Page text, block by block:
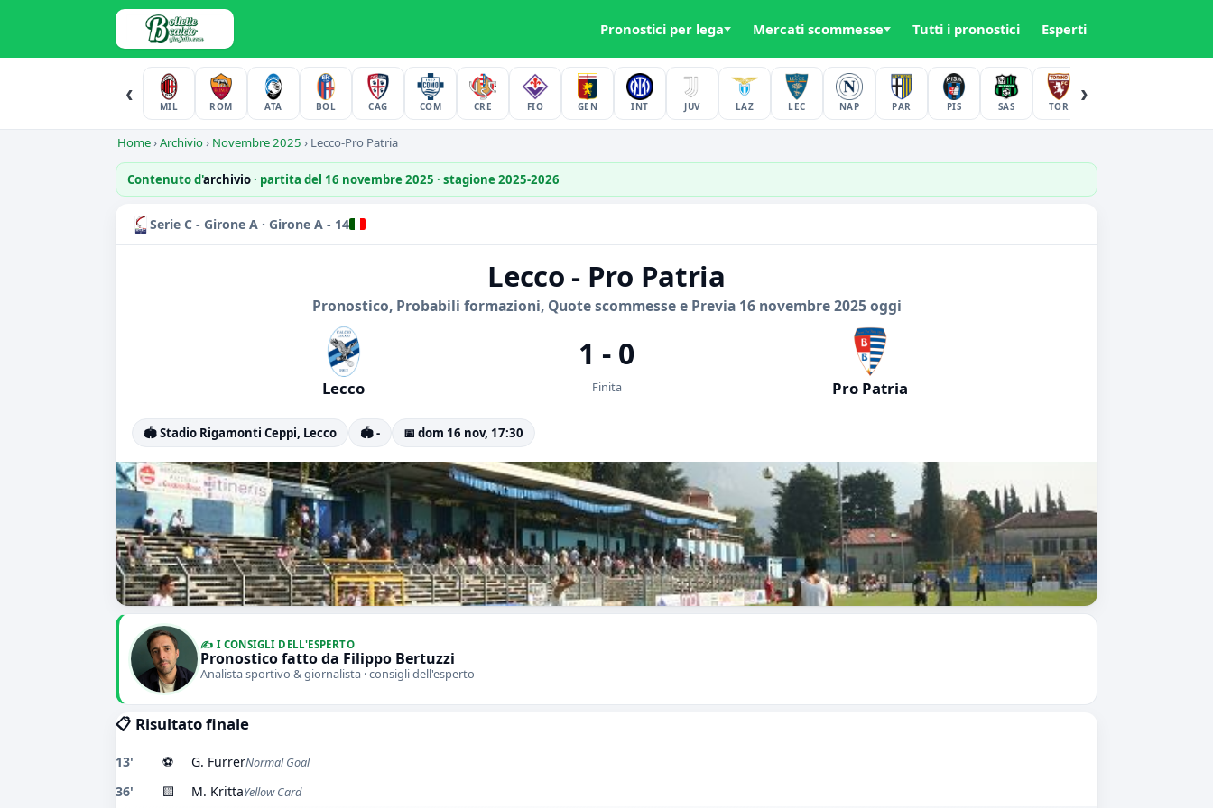
Pronostici per lega Mercati scommesse Tutti i pronostici Esperti
‹
MIL ROM ATA BOL CAG COM CRE FIO GEN INT JUV LAZ LEC NAP PAR PIS SAS TOR
›
Home›Archivio› Novembre 2025 › Lecco-Pro Patria
Contenuto d'archivio· partita del 16 novembre 2025 · stagione 2025-2026
Serie C - Girone A · Girone A - 14
Lecco - Pro Patria
Pronostico, Probabili formazioni, Quote scommesse e Previa 16 novembre 2025 oggi
Lecco
1 - 0
Finita Pro Patria
🏟️ Stadio Rigamonti Ceppi, Lecco 🏟️ - 📅 dom 16 nov, 17:30
✍️ I CONSIGLI DELL'ESPERTO
Pronostico fatto da Filippo Bertuzzi
Analista sportivo & giornalista · consigli dell'esperto
📋 Risultato finale
13' ⚽ G. FurrerNormal Goal
36' 🟨 M. KrittaYellow Card